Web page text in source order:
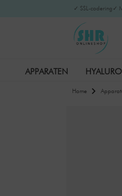
✓ SSL-codering ✓
APPARATEN
Home